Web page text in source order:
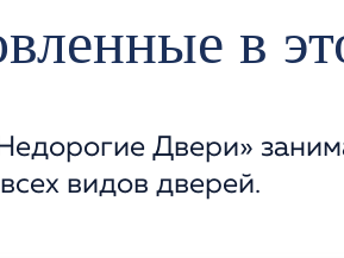
в
Двери»
видов дверей.